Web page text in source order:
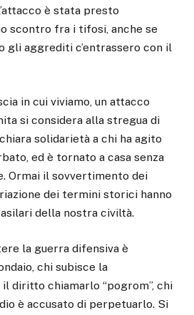
è stata presto
scontro fra i tifosi, anche se
gli aggrediti c’entrassero con il
in cui viviamo, un attacco
si considera alla stregua di
solidarietà a chi ha agito
ed è tornato a casa senza
Ormai il sovvertimento dei
dei termini storici hanno
della nostra civiltà.
la guerra difensiva è
chi subisce la
diritto chiamarlo “pogrom”, chi
è accusato di perpetuarlo. Si